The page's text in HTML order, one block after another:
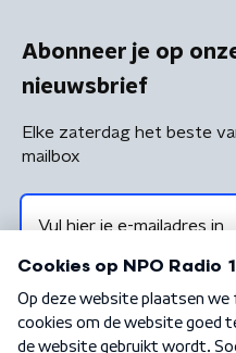
Abonneer je op
nieuwsbrief
Elke zaterdag het beste
mailbox